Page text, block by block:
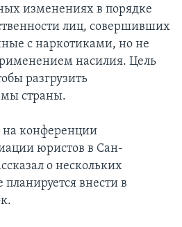
изменениях в порядке
лиц, совершивших
с наркотиками, но не
насилия. Цель
разгрузить
страны.
на конференции
юристов в Сан-
о нескольких
внести в